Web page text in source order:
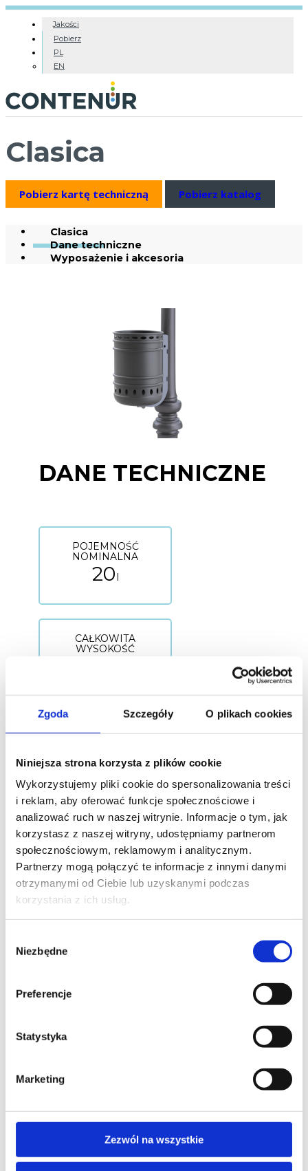
Zgoda Szczegóły O plikach cookies
Niniejsza strona korzysta z plików cookie
Wykorzystujemy pliki cookie do spersonalizowania treści
i reklam, aby oferować funkcje społecznościowe i
analizować ruch w naszej witrynie. Informacje o tym, jak
korzystasz z naszej witryny, udostępniamy partnerom
społecznościowym, reklamowym i analitycznym.
Partnerzy mogą połączyć te informacje z innymi danymi
otrzymanymi od Ciebie lub uzyskanymi podczas
korzystania z ich usług.
zgody
Niezbędne
Preferencje
Statystyka
Marketing
Zezwól na wszystkie
Jakości
Pobierz
PL
EN
Clasica
Pobierz kartę techniczną Pobierz katalog
Clasica
Dane techniczne
Wyposażenie i akcesoria
DANE TECHNICZNE
POJEMNOŚĆ
NOMINALNA
20l
CAŁKOWITA
WYSOKOŚĆ
MAKSYMALNA
335mm
POJEMNOŚĆ
20
l
Pobierz kartę techniczną
rysunek techniczny